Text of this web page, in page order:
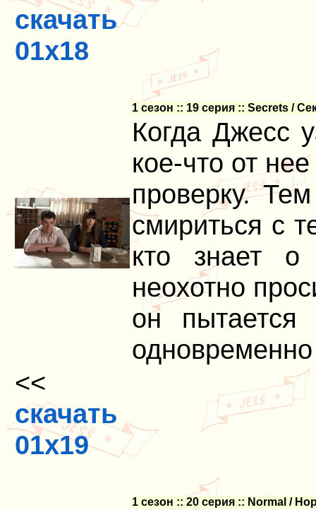
скачать
01x18
1 сезон :: 19 серия :: Secrets /
Когда Джесс
кое-что от
проверку.
смириться с
кто знает
неохотно
он пытается
<<
скачать
01x19
1 сезон :: 20 серия :: Normal /